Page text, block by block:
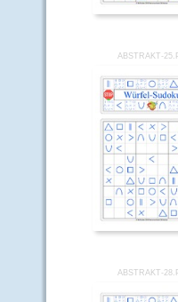
ABSTRAKT-
ABSTRAKT-